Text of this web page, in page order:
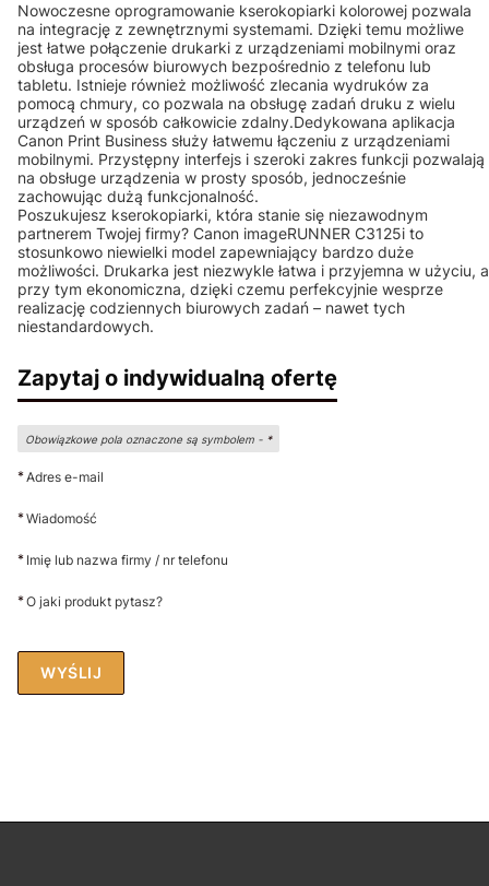
Nowoczesne oprogramowanie kserokopiarki kolorowej pozwala
na integrację z zewnętrznymi systemami. Dzięki temu możliwe
jest łatwe połączenie drukarki z urządzeniami mobilnymi oraz
obsługa procesów biurowych bezpośrednio z telefonu lub
tabletu. Istnieje również możliwość zlecania wydruków za
pomocą chmury, co pozwala na obsługę zadań druku z wielu
urządzeń w sposób całkowicie zdalny.Dedykowana aplikacja
Canon Print Business służy łatwemu łączeniu z urządzeniami
mobilnymi. Przystępny interfejs i szeroki zakres funkcji pozwalają
na obsługe urządzenia w prosty sposób, jednocześnie
zachowując dużą funkcjonalność.
Poszukujesz kserokopiarki, która stanie się niezawodnym
partnerem Twojej firmy? Canon imageRUNNER C3125i to
stosunkowo niewielki model zapewniający bardzo duże
możliwości. Drukarka jest niezwykle łatwa i przyjemna w użyciu, a
przy tym ekonomiczna, dzięki czemu perfekcyjnie wesprze
realizację codziennych biurowych zadań – nawet tych
niestandardowych.
Zapytaj o indywidualną ofertę
Obowiązkowe pola oznaczone są symbolem - *
*Adres e-mail
*Wiadomość
* Imię lub nazwa firmy / nr telefonu
*O jaki produkt pytasz?
WYŚLIJ